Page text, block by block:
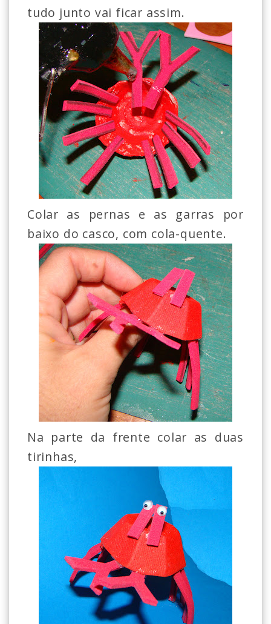
tudo junto vai ficar assim.
Colar as pernas e as garras por
baixo do casco, com cola-quente.
Na parte da frente colar as duas
tirinhas,